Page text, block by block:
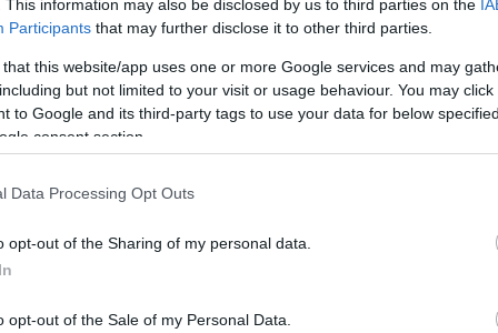
This information may also be disclosed by us to third parties on the
Participants that may further disclose it to other third parties.
that this website/app uses one or more Google services and may
but not limited to your visit or usage behaviour. You may
to Google and its third-party tags to use your data for below
consent section.
Data Processing Opt Outs
opt-out of the Sharing of my personal data.
opt-out of the Sale of my Personal Data.
Katus László
A hűbériség
Katus László